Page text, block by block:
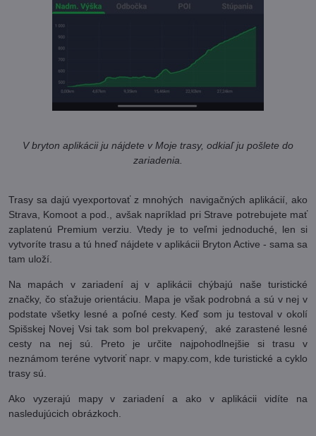
V bryton aplikácii ju nájdete v Moje trasy, odkiaľ ju pošlete do
zariadenia.
Trasy sa dajú vyexportovať z mnohých navigačných aplikácií, ako
Strava, Komoot a pod., avšak napríklad pri Strave potrebujete mať
zaplatenú Premium verziu. Vtedy je to veľmi jednoduché, len si
vytvoríte trasu a tú hneď nájdete v aplikácii Bryton Active - sama sa
tam uloží.
Na mapách v zariadení aj v aplikácii chýbajú naše turistické
značky, čo sťažuje orientáciu. Mapa je však podrobná a sú v nej v
podstate všetky lesné a poľné cesty. Keď som ju testoval v okolí
Spišskej Novej Vsi tak som bol prekvapený, aké zarastené lesné
cesty na nej sú. Preto je určite najpohodlnejšie si trasu v
neznámom teréne vytvoriť napr. v mapy.com, kde turistické a cyklo
trasy sú.
Ako vyzerajú mapy v zariadení a ako v aplikácii vidíte na
nasledujúcich obrázkoch.